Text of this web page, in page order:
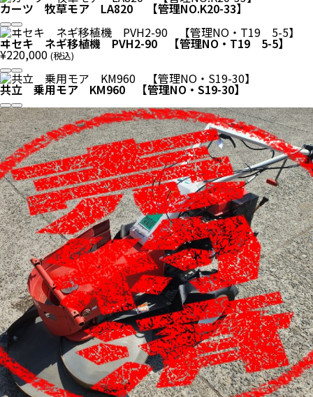
カーツ 牧草モア LA820 【管理NO.K20-33】
ヰセキ ネギ移植機 PVH2-90 【管理NO・T19 5-5】
¥220,000 (税込)
共立 乗用モア KM960 【管理NO・S19-30】